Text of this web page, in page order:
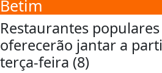
Betim
Restaurantes
oferecerão jantar a
terça-feira (8)